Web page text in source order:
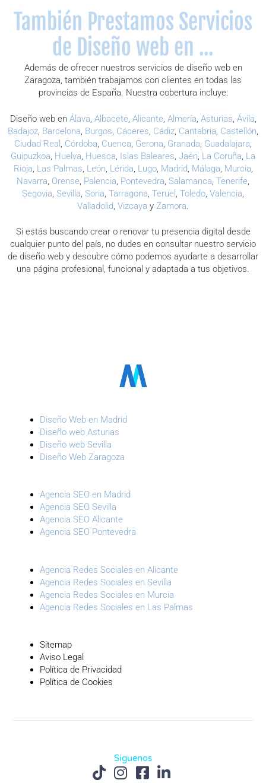
También Prestamos Servicios
de Diseño web en ...
Además de ofrecer nuestros servicios de diseño web en
Zaragoza, también trabajamos con clientes en todas las
provincias de España. Nuestra cobertura incluye:
Diseño web en Álava, Albacete, Alicante, Almería, Asturias, Ávila,
Badajoz, Barcelona, Burgos, Cáceres, Cádiz, Cantabria, Castellón,
Ciudad Real , Córdoba, Cuenca, Gerona, Granada, Guadalajara,
Guipuzkoa, Huelva, Huesca, Islas Baleares, Jaén, La Coruña, La
Rioja, Las Palmas, León, Lérida, Lugo, Madrid, Málaga, Murcia,
Navarra, Orense, Palencia, Pontevedra, Salamanca, Tenerife,
Segovia, Sevilla, Soria, Tarragona, Teruel , Toledo, Valencia,
Valladolid, Vizcaya y Zamora.
Si estás buscando crear o renovar tu presencia digital desde
cualquier punto del país, no dudes en consultar nuestro servicio
de diseño web y descubre cómo podemos ayudarte a desarrollar
una página profesional, funcional y adaptada a tus objetivos.
Diseño Web en Madrid
Diseño web Asturias
Diseño web Sevilla
Diseño Web Zaragoza
Agencia SEO en Madrid
Agencia SEO Sevilla
Agencia SEO Alicante
Agencia SEO Pontevedra
Agencia Redes Sociales en Alicante
Agencia Redes Sociales en Sevilla
Agencia Redes Sociales en Murcia
Agencia Redes Sociales en Las Palmas
Sitemap
Aviso Legal
Política de Privacidad
Política de Cookies
Síguenos